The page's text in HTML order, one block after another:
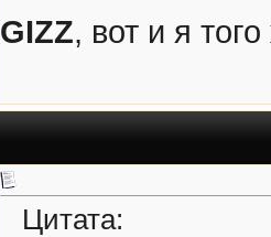
GIZZ, вот и я
Цитата: